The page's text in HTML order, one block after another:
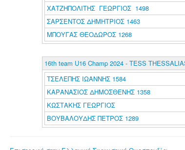
ΧΑΤΖΗΠΟΛΙΤΗΣ ΓΕΩΡΓΙΟΣ 1498
ΣΑΡΣΕΝΤΟΣ ΔΗΜΗΤΡΙΟΣ 1463
ΜΠΟΥΓΑΣ ΘΕΟΔΩΡΟΣ 1268
16th team U16 Champ 2024 - TESS
ΤΣΕΛΕΠΗΣ ΙΩΑΝΝΗΣ 1584
ΚΑΡΑΝΑΣΙΟΣ ΔΗΜΟΣΘΕΝΗΣ 1358
ΚΩΣΤΑΚΗΣ ΓΕΩΡΓΙΟΣ
ΒΟΥΒΑΛΟΥΔΗΣ ΠΕΤΡΟΣ 1289